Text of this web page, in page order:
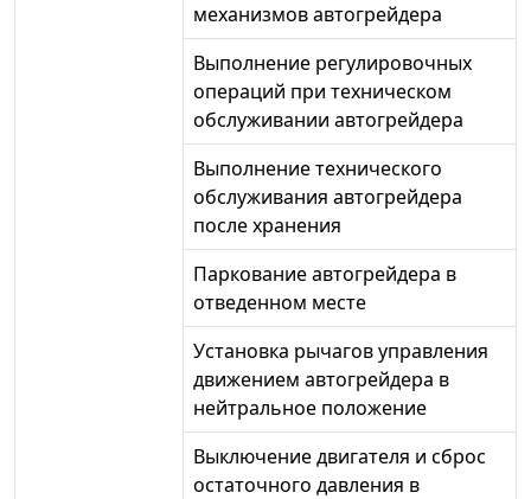
механизмов автогрейдера
Выполнение регулировочных
операций при техническом
обслуживании автогрейдера
Выполнение технического
обслуживания автогрейдера
после хранения
Паркование автогрейдера в
отведенном месте
Установка рычагов управления
движением автогрейдера в
нейтральное положение
Выключение двигателя и сброс
остаточного давления в